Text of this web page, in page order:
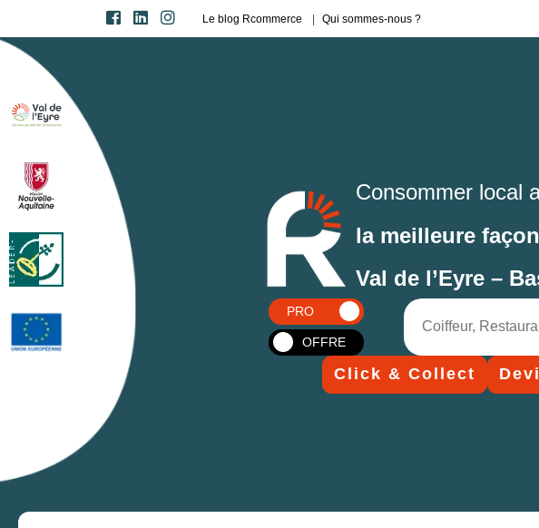
Le blog Rcommerce Qui sommes-nous ?
Consommer local
la meilleure
Val de l’Eyre –
PRO
OFFRE
Click & Collect